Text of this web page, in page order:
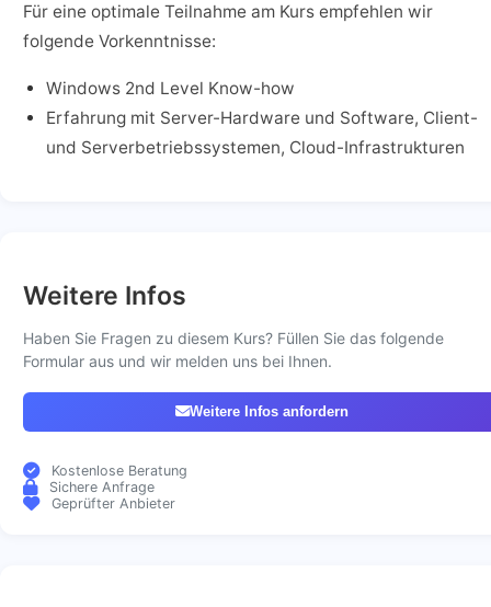
Für eine optimale Teilnahme am Kurs empfehlen wir
folgende Vorkenntnisse:
Windows 2nd Level Know-how
Erfahrung mit Server-Hardware und Software, Client-
und Serverbetriebssystemen, Cloud-Infrastrukturen
Weitere Infos
Haben Sie Fragen zu diesem Kurs? Füllen Sie das folgende
Formular aus und wir melden uns bei Ihnen.
Weitere Infos anfordern
Kostenlose Beratung
Sichere Anfrage
Geprüfter Anbieter